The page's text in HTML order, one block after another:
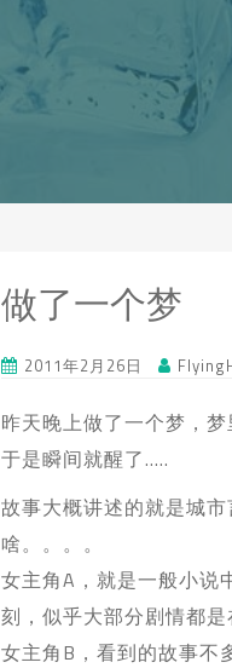
做了一个梦
2011年2月26日
昨天晚上做了一个梦，
于是瞬间就醒了…..
故事大概讲述的就是城
啥。。。。
女主角A，就是一般小说
刻，似乎大部分剧情都是
女主角B，看到的故事不